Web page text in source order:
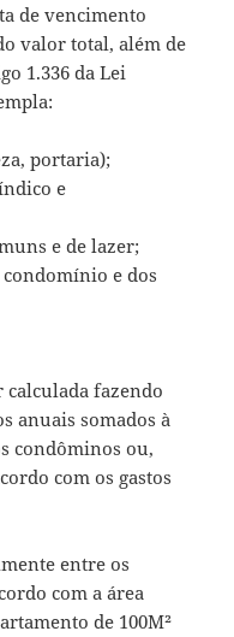
de vencimento
valor total, além de
1.336 da Lei
portaria);
e
e de lazer;
condomínio e dos
calculada fazendo
anuais somados à
condôminos ou,
com os gastos
entre os
com a área
de 100M²